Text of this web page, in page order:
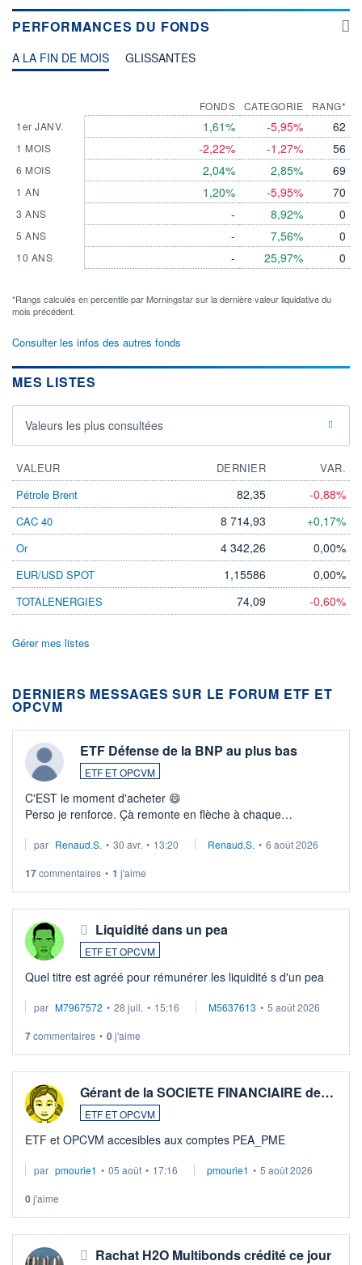
PERFORMANCES DU FONDS
A LA FIN DE MOIS GLISSANTES
1er JANV.
1 MOIS
6 MOIS
1 AN
3 ANS
5 ANS
10 ANS
FONDS
1,61%
-2,22%
2,04%
1,20%
-
-
-
CATEGORIE
-5,95%
-1,27%
2,85%
-5,95%
8,92%
7,56%
25,97%
RANG*
62
56
69
70
0
0
0
*Rangs calculés en percentile par Morningstar sur la dernière valeur liquidative du
mois précédent.
Consulter les infos des autres fonds
MES LISTES
Valeurs les plus consultées
VALEUR DERNIER
VAR.
Pétrole Brent
82,35 -0,88%
CAC 40 8 714,93 +0,17%
Or 4 342,26 0,00%
EUR/USD SPOT 1,15586 0,00%
TOTALENERGIES 74,09 -0,60%
Gérer mes listes
DERNIERS MESSAGES SUR LE FORUM ETF ET
OPCVM
ETF Défense de la BNP au plus bas
ETF ET OPCVM
C'EST le moment d'acheter 😄​
Perso je renforce. Çà remonte en flèche à chaque
Investissement long terme tip top pour sa retraite.
par Renaud.S. • 30 avr. • 13:20 Renaud.S. • 6 août 2026
17commentaires • 1 j'aime
Liquidité dans un pea
ETF ET OPCVM
Quel titre est agréé pour rémunérer les liquidité s d'un pea
par M7967572 • 28 juil. • 15:16 M5637613 • 5 août 2026
7commentaires • 0j'aime
Gérant de la SOCIETE FINANCIAIRE de…
ETF ET OPCVM
ETF et OPCVM accesibles aux comptes PEA_PME
par pmourie1 • 05 août • 17:16 pmourie1 • 5 août 2026
0j'aime
Rachat H2O Multibonds crédité ce jour